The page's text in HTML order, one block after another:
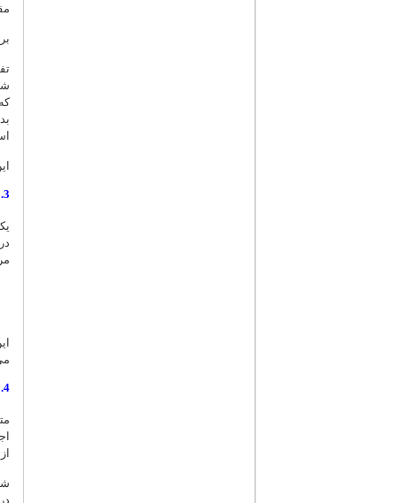
3. مجموعه آثار استاد شهید مطهری ـ نسخه 3
4. مجموعه آثار شهید آیت‌الله دکتر بهشتی(ره)